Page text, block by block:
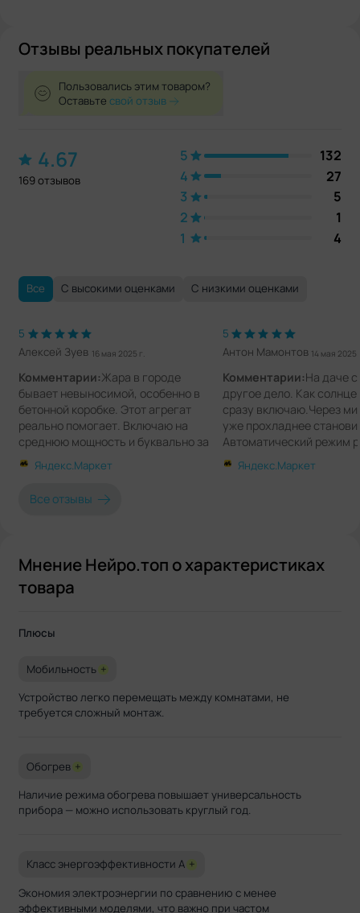
Отзывы реальных покупателей
Пользовались этим товаром?
Оставьтесвой отзыв
4.67
169 отзывов
5
132
4
27
3
5
2
1
1
4
Все С высокими оценками С низкими оценками
5
Алексей Зуев 16 мая 2025 г.
Комментарии:Жара в городе
бывает невыносимой, особенно в
бетонной коробке. Этот агрегат
реально помогает. Включаю на
среднюю мощность и буквально за
20 минут температура падает до
комфортной. Охлаждение
Влажность в комнате тоже
протекает, конденсат выводится
нормально. Даже в 30-градусную
тоже пользуемся, но гораздо реже.
Яндекс.Маркет
5
Антон Мамонтов 14 мая 2025
Комментарии:На даче
другое дело. Как солнце
сразу включаю.Через
уже прохладнее
Автоматический режим
норм, сам подбирает
ночам ставлю таймер,
совсем другой климат,
подвисает и не
Яндекс.Маркет
Все отзывы
Мнение Нейро.топ о характеристиках
товара
Плюсы
Мобильность +
Устройство легко перемещать между комнатами, не
требуется сложный монтаж.
Обогрев +
Наличие режима обогрева повышает универсальность
прибора — можно использовать круглый год.
Класс энергоэффективности A +
Экономия электроэнергии по сравнению с менее
эффективными моделями, что важно при частом